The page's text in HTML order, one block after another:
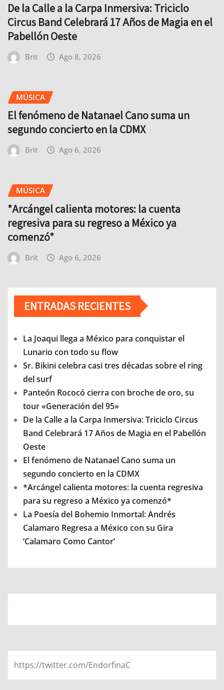
De la Calle a la Carpa Inmersiva: Triciclo
Circus Band Celebrará 17 Años de Magia en el
Pabellón Oeste
Brit Ago 8, 2026
MÚSICA
El fenómeno de Natanael Cano suma un
segundo concierto en la CDMX
Brit Ago 6, 2026
MÚSICA
*Arcángel calienta motores: la cuenta
regresiva para su regreso a México ya
comenzó*
Brit Ago 6, 2026
ENTRADAS RECIENTES
La Joaqui llega a México para conquistar el
Lunario con todo su flow
Sr. Bikini celebra casi tres décadas sobre el ring
del surf
Panteón Rococó cierra con broche de oro, su
tour «Generación del 95»
De la Calle a la Carpa Inmersiva: Triciclo Circus
Band Celebrará 17 Años de Magia en el Pabellón
Oeste
El fenómeno de Natanael Cano suma un
segundo concierto en la CDMX
*Arcángel calienta motores: la cuenta regresiva
para su regreso a México ya comenzó*
La Poesía del Bohemio Inmortal: Andrés
Calamaro Regresa a México con su Gira
‘Calamaro Como Cantor’
https://twitter.com/EndorfinaC